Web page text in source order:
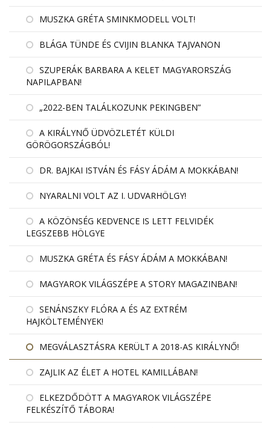
MUSZKA GRÉTA SMINKMODELL VOLT!
BLÁGA TÜNDE ÉS CVIJIN BLANKA TAJVANON
SZUPERÁK BARBARA A KELET MAGYARORSZÁG
NAPILAPBAN!
„2022-BEN TALÁLKOZUNK PEKINGBEN”
A KIRÁLYNŐ ÜDVÖZLETÉT KÜLDI
GÖRÖGORSZÁGBÓL!
DR. BAJKAI ISTVÁN ÉS FÁSY ÁDÁM A MOKKÁBAN!
NYARALNI VOLT AZ I. UDVARHÖLGY!
A KÖZÖNSÉG KEDVENCE IS LETT FELVIDÉK
LEGSZEBB HÖLGYE
MUSZKA GRÉTA ÉS FÁSY ÁDÁM A MOKKÁBAN!
MAGYAROK VILÁGSZÉPE A STORY MAGAZINBAN!
SENÁNSZKY FLÓRA A ÉS AZ EXTRÉM
HAJKÖLTEMÉNYEK!
MEGVÁLASZTÁSRA KERÜLT A 2018-AS KIRÁLYNŐ!
ZAJLIK AZ ÉLET A HOTEL KAMILLÁBAN!
ELKEZDŐDÖTT A MAGYAROK VILÁGSZÉPE
FELKÉSZÍTŐ TÁBORA!